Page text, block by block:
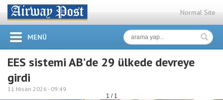
Normal Site
MENÜ
EES sistemi AB’de 29 ülkede devreye
girdi
11 Nisan 2026 - 09:49
1 / 1